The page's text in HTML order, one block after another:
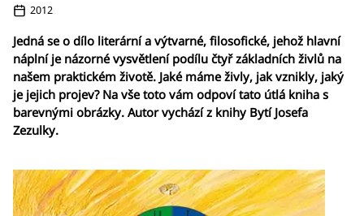
2012
Jedná se o dílo literární a výtvarné, filosofické, jehož hlavní
náplní je názorné vysvětlení podílu čtyř základních živlů na
našem praktickém životě. Jaké máme živly, jak vznikly, jaký
je jejich projev? Na vše toto vám odpoví tato útlá kniha s
barevnými obrázky. Autor vychází z knihy Bytí Josefa
Zezulky.